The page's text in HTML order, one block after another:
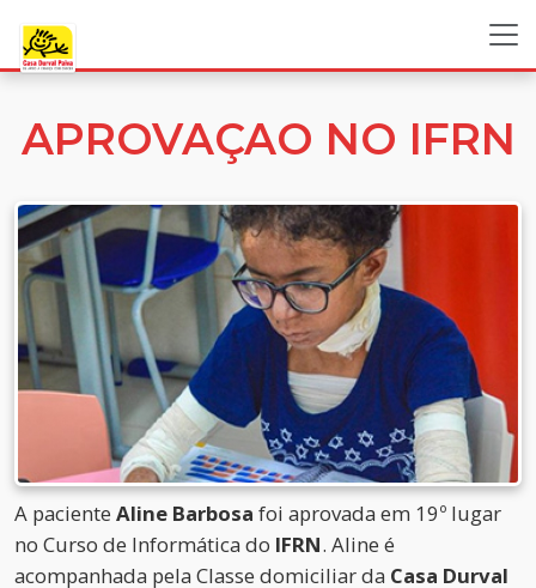
APROVAÇAO NO IFRN
A paciente Aline Barbosa foi aprovada em 19º lugar
no Curso de Informática do IFRN. Aline é
acompanhada pela Classe domiciliar da Casa Durval